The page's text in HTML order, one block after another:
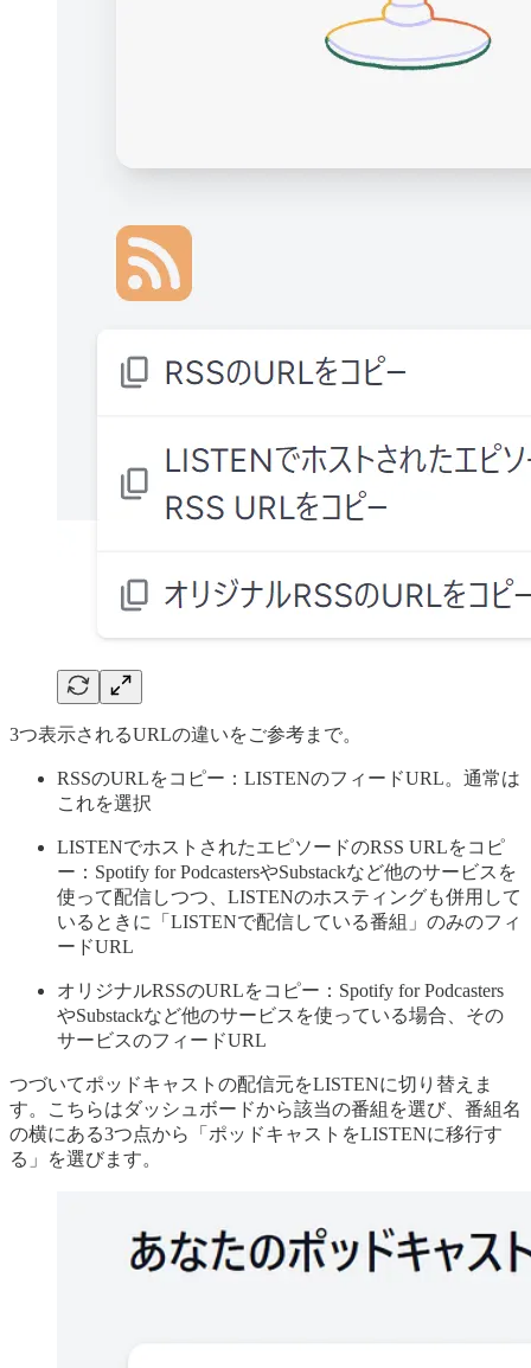
3つ表示されるURLの違いをご参考まで。
RSSのURLをコピー：LISTENのフィードURL。通常は
これを選択
LISTENでホストされたエピソードのRSS URLをコピ
ー：Spotify for PodcastersやSubstackなど他のサービスを
使って配信しつつ、LISTENのホスティングも併用して
いるときに「LISTENで配信している番組」のみのフィ
ードURL
オリジナルRSSのURLをコピー：Spotify for Podcasters
やSubstackなど他のサービスを使っている場合、その
サービスのフィードURL
つづいてポッドキャストの配信元をLISTENに切り替えま
す。こちらはダッシュボードから該当の番組を選び、番組名
の横にある3つ点から「ポッドキャストをLISTENに移行す
る」を選びます。